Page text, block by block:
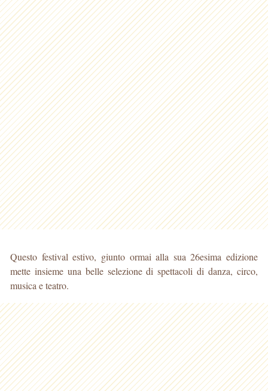
Questo festival estivo, giunto ormai alla sua 26esima edizione
mette insieme una belle selezione di spettacoli di danza, circo,
musica e teatro.